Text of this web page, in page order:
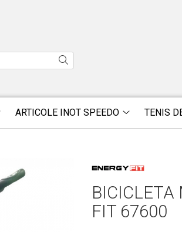
ARTICOLE INOT SPEEDO TENIS
BICICLETA
FIT 67600